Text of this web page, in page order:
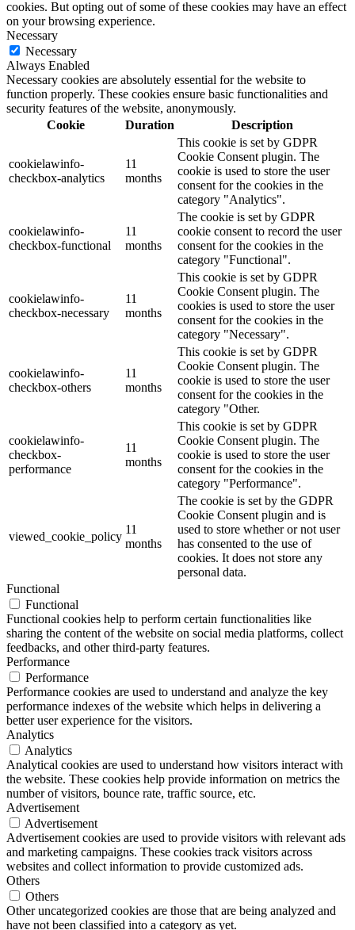
cookies. But opting out of some of these cookies may have an effect
on your browsing experience.
Necessary
Necessary
Always Enabled
Necessary cookies are absolutely essential for the website to
function properly. These cookies ensure basic functionalities and
security features of the website, anonymously.
Cookie
Duration Description
cookielawinfo-
checkbox-analytics
11
months
This cookie is set by GDPR
Cookie Consent plugin. The
cookie is used to store the user
consent for the cookies in the
category "Analytics".
cookielawinfo-
checkbox-functional
11
months
The cookie is set by GDPR
cookie consent to record the user
consent for the cookies in the
category "Functional".
cookielawinfo-
checkbox-necessary
11
months
This cookie is set by GDPR
Cookie Consent plugin. The
cookies is used to store the user
consent for the cookies in the
category "Necessary".
cookielawinfo-
checkbox-others
11
months
This cookie is set by GDPR
Cookie Consent plugin. The
cookie is used to store the user
consent for the cookies in the
category "Other.
cookielawinfo-
checkbox-
performance
11
months
This cookie is set by GDPR
Cookie Consent plugin. The
cookie is used to store the user
consent for the cookies in the
category "Performance".
viewed_cookie_policy
11
months
The cookie is set by the GDPR
Cookie Consent plugin and is
used to store whether or not user
has consented to the use of
cookies. It does not store any
personal data.
Functional
Functional
Functional cookies help to perform certain functionalities like
sharing the content of the website on social media platforms, collect
feedbacks, and other third-party features.
Performance
Performance
Performance cookies are used to understand and analyze the key
performance indexes of the website which helps in delivering a
better user experience for the visitors.
Analytics
Analytics
Analytical cookies are used to understand how visitors interact with
the website. These cookies help provide information on metrics the
number of visitors, bounce rate, traffic source, etc.
Advertisement
Advertisement
Advertisement cookies are used to provide visitors with relevant ads
and marketing campaigns. These cookies track visitors across
websites and collect information to provide customized ads.
Others
Others
Other uncategorized cookies are those that are being analyzed and
have not been classified into a category as yet.